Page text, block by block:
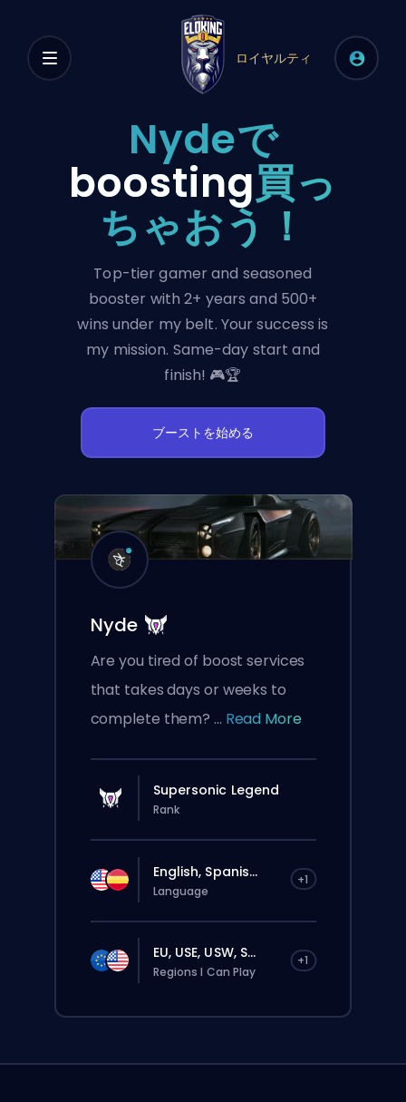
ロイヤルティ
Nydeで
boosting買っ
ちゃおう！
Top-tier gamer and seasoned
booster with 2+ years and 500+
wins under my belt. Your success is
my mission. Same-day start and
finish! 🎮🏆
ブーストを始める
Nyde
Are you tired of boost services
that takes days or weeks to
complete them? ... Read More
Supersonic Legend
Rank
English, Spanis... +1
Language
EU, USE, USW, S... +1
Regions I Can Play